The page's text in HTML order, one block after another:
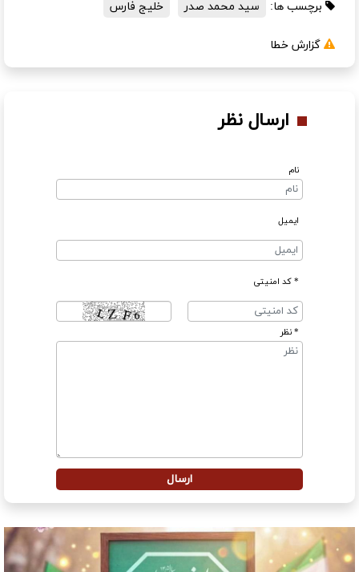
برچسب ها: سید محمد صدر خلیج فارس
گزارش خطا
ارسال نظر
نام
ایمیل
* کد امنیتی
* نظر